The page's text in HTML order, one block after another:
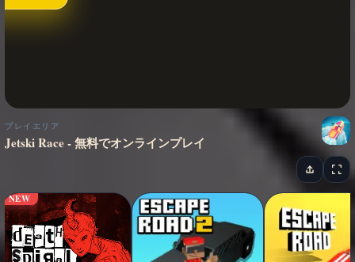
プレイエリア
Jetski Race - 無料でオンラインプレイ
NEW